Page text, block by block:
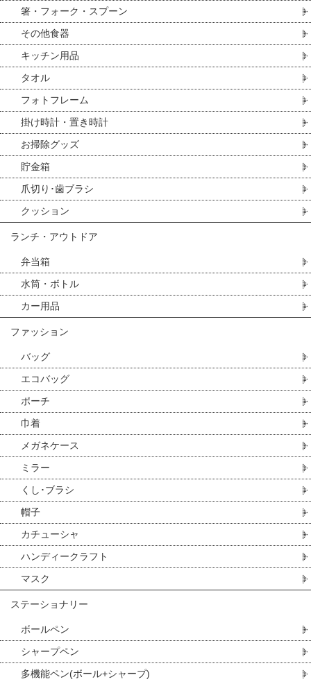
箸・フォーク・スプーン
その他食器
キッチン用品
タオル
フォトフレーム
掛け時計・置き時計
お掃除グッズ
貯金箱
爪切り･歯ブラシ
クッション
ランチ・アウトドア
弁当箱
水筒・ボトル
カー用品
ファッション
バッグ
エコバッグ
ポーチ
巾着
メガネケース
ミラー
くし･ブラシ
帽子
カチューシャ
ハンディークラフト
マスク
ステーショナリー
ボールペン
シャープペン
多機能ペン(ボール+シャープ)